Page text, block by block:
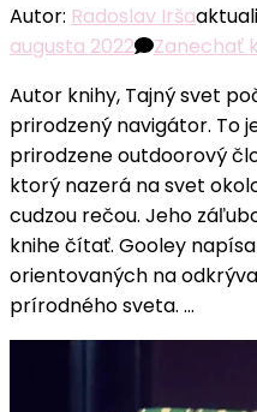
Autor: Radoslav Irša
augusta 2022
Zanechať
Autor knihy, Tajný svet
prirodzený navigátor. To
prirodzene outdoorový
ktorý nazerá na svet
cudzou rečou. Jeho
knihe čítať. Gooley
orientovaných na
prírodného sveta. …